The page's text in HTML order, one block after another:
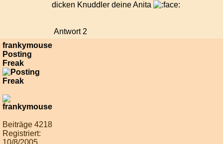
dicken Knuddler deine Anita
Antwort 2
frankymouse
Posting
Freak
Beiträge 4218
Registriert: